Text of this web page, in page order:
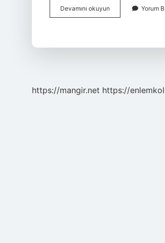
Devamını okuyun Musluktan
Akan
Yorum
https://mangir.net https://